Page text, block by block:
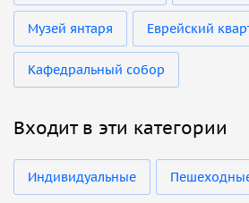
Музей янтаря Еврейский
Кафедральный собор
Входит в эти категории
Индивидуальные